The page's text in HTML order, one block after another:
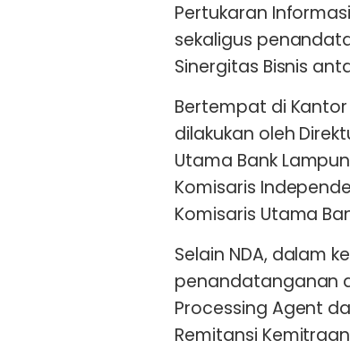
Pertukaran
sekaligus
Sinergitas Bisnis
Bertempat di
dilakukan oleh
Utama Bank
Komisaris
Komisaris Utama
Selain NDA, dalam
penandatanganan
Processing Agent
Remitansi